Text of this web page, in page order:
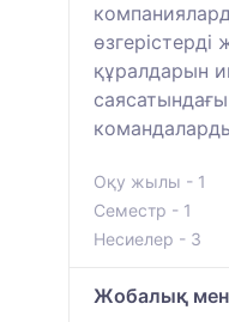
құралдарын
Оқу жылы - 1
Семестр - 1
Несиелер - 3
Жобалық